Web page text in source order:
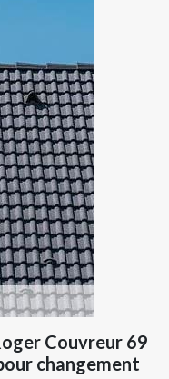
Couvreur 69
changement